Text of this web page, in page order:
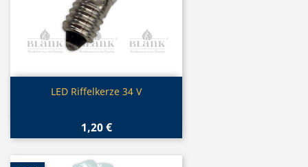
Vorschau
LED Riffelkerze 34 V
1,20 €